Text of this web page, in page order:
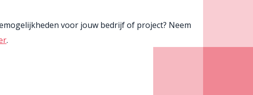
voor jouw bedrijf of project? Neem
.